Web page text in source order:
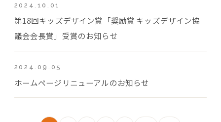
2024.10.01
第18回キッズデザイン賞「奨励賞 キッズデザイン協
議会会長賞」受賞のお知らせ
2024.09.05
ホームページリニューアルのお知らせ